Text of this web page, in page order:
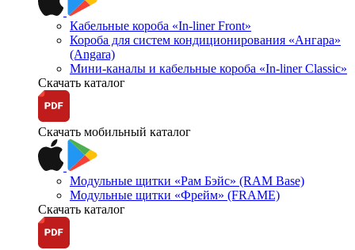
Кабельные короба «In-liner Front»
Короба для систем кондиционирования «Ангара»
(Angara)
Мини-каналы и кабельные короба «In-liner Classic»
Скачать каталог
Скачать мобильный каталог
Модульные щитки «Рам Бэйс» (RAM Base)
Модульные щитки «Фрейм» (FRAME)
Скачать каталог